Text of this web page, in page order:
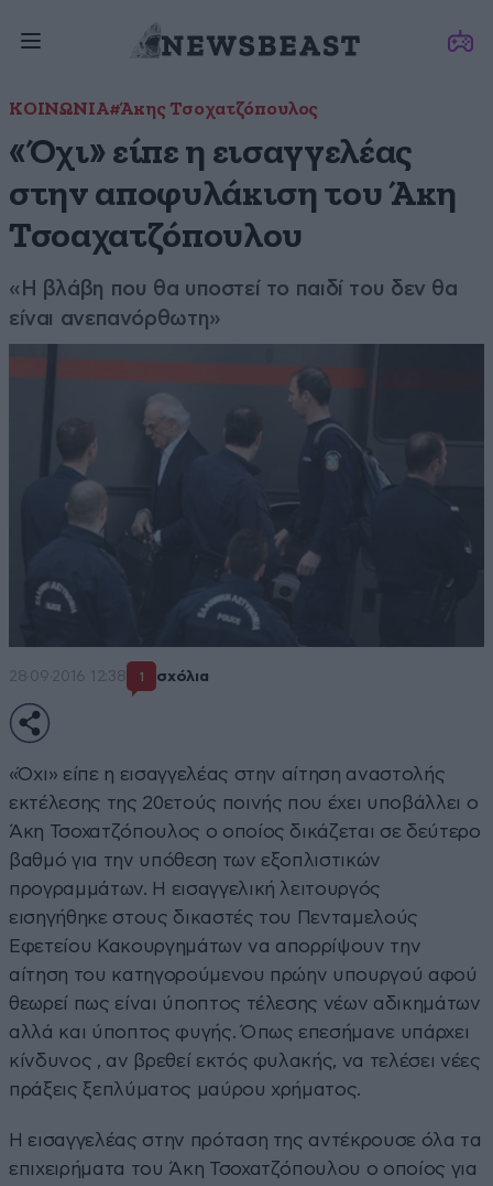
ΚΟΙΝΩΝΙΑ#Άκης Τσοχατζόπουλος
«Όχι» είπε η εισαγγελέας
στην αποφυλάκιση του Άκη
Τσοαχατζόπουλου
«Η βλάβη που θα υποστεί το παιδί του δεν θα
είναι ανεπανόρθωτη»
28·09·2016 12:38 1 σχόλια
«Όχι» είπε η εισαγγελέας στην αίτηση αναστολής
εκτέλεσης της 20ετούς ποινής που έχει υποβάλλει ο
Άκη Τσοχατζόπουλος ο οποίος δικάζεται σε δεύτερο
βαθμό για την υπόθεση των εξοπλιστικών
προγραμμάτων. Η εισαγγελική λειτουργός
εισηγήθηκε στους δικαστές του Πενταμελούς
Εφετείου Κακουργημάτων να απορρίψουν την
αίτηση του κατηγορούμενου πρώην υπουργού αφού
θεωρεί πως είναι ύποπτος τέλεσης νέων αδικημάτων
αλλά και ύποπτος φυγής. Όπως επεσήμανε υπάρχει
κίνδυνος , αν βρεθεί εκτός φυλακής, να τελέσει νέες
πράξεις ξεπλύματος μαύρου χρήματος.
Η εισαγγελέας στην πρόταση της αντέκρουσε όλα τα
επιχειρήματα του Άκη Τσοχατζόπουλου ο οποίος για